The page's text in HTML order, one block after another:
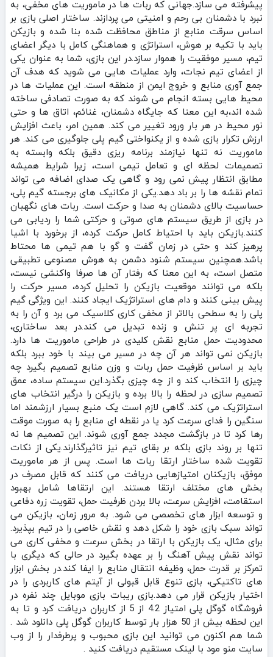
پیشرفته می‌ سازد.جهانی که ربات‌ ها در ماموریت‌ های مخفی، به
نبرد با دشمنان بی‌ رحم و امنیتی می‌ پردازند. ساختار اصلی بازی بر
اساس سرقت منابع از مناطق محافظت‌ شده بنا شده و بازیکن
باید با تکیه بر هوش، استراتژی و هماهنگی کامل با دیگر اعضای
تیم، مسیر موفقیت را هموار سازد.در این بازی، شما به عنوان یکی
از اعضای تیم نجات، وارد عملیات‌ هایی می‌ شوید که هدف آن
جمع‌ آوری منابع و خروج ایمن از منطقه است. این عملیات‌ ها در
محیط‌ هایی بسته انجام می‌ شوند که به صورت تصادفی ساخته
شده‌ اند،به این معنا که جایگاه دشمنان، غنائم، اتاق‌ ها و حتی
نور محیط در هر بار ورود تغییر می‌ کند. همین امر، باعث افزایش
ارزش تکرار بازی شده و از یکنواختی گیم پلی جلوگیری می‌ کند. هر
ماموریت نه تنها نیازمند برنامه‌ ریزی دقیق بلکه وابسته به
تصمیمات لحظه‌ ای و تعامل تیمی است، زیرا شرایط همیشه
مطابق انتظار پیش نمی‌ رود و گاهی یک صدای اضافه می‌ تواند
تمام نقشه‌ ها را بر باد دهد.یکی از مکانیک‌ های برجسته گیم‌ پلی،
حساسیت بالای دشمنان به صدا و حرکت است. ربات‌ های نگهبان
در بازی از طریق سیستم‌ های صوتی و حرکتی شما را ردیابی می‌
کنند.بازیکن باید با احتیاط کامل حرکت کرده، از برخورد با اشیا
پرهیز کند و حتی در زمان گفت و گو با هم‌ تیمی‌ ها محتاط
باشد.همچنین سیستم شنود دشمن به هوش مصنوعی تطبیقی
متصل است، به این معنا که رفتار آن‌ ها صرفا واکنشی نیست،
بلکه می‌ توانند موقعیت بازیکن را تحلیل کرده، مسیر حرکت را
پیش‌ بینی کنند و دام‌ های استراتژیک ایجاد کنند. این ویژگی گیم‌
پلی را به سطحی بالاتر از مخفی‌ کاری کلاسیک می‌ برد و آن را به
تجربه‌ ای پر تنش و زنده تبدیل می‌ کند.در بعد ساختاری،
محدودیت حمل منابع نقش کلیدی در طراحی ماموریت‌ ها دارد.
بازیکن نمی‌ تواند هر آن چه در مسیر می‌ بیند با خود ببرد بلکه
باید بر اساس ظرفیت حمل ربات و وزن منابع تصمیم بگیرد چه
چیزی را انتخاب کند و از چه چیزی بگذرد.این سیستم ساده، عمق
تصمیم‌ سازی در لحظه را بالا برده و بازیکن را درگیر انتخاب‌ های
استراتژیک می‌ کند. گاهی لازم است یک منبع بسیار ارزشمند اما
سنگین را فدای سرعت کرد یا در نقطه‌ ای منابع را به صورت موقت
رها کرد تا در بازگشت مجدد جمع‌ آوری شوند. این تصمیم‌ ها نه‌
تنها بر روند بازی بلکه بر بقای تیم نیز تاثیرگذارند.یکی از نکات
تقویت‌ شده ساختار ارتقا ربات‌ ها است. پس از هر ماموریت
موفق، بازیکنان امتیازهایی دریافت می‌ کنند که قابل مصرف در
بخش‌ های مختلف ارتقا هستند. این ارتقاها شامل بهبود
استقامت، افزایش سرعت، بالا بردن ظرفیت حمل، تقویت زره دفاعی
و توسعه ابزار های تخصصی می‌ شود. به‌ مرور زمان، بازیکن می‌
تواند سبک بازی خود را شکل دهد و نقش خاصی را در تیم بپذیرد.
برای مثال، یک بازیکن با ارتقا در بخش سرعت و مخفی‌ کاری می‌
تواند نقش پیش آهنگ را بر عهده بگیرد در حالی که دیگری با
تمرکز بر قدرت حمل، وظیفه انتقال منابع را ایفا کند.در بخش ابزار
های تاکتیکی، بازی تنوع قابل‌ قبولی از آیتم‌ های کاربردی را در
اختیار بازیکن قرار می‌ دهد.بازی ریبات بازی موبایل چند نفره در
فروشگاه گوگل پلی امتیاز 4.2 از 5 از کاربران دریافت کرد و تا به
این لحظه بیش از 50 هزار بار توسط کاربران گوگل پلی دانلود شد .
شما هم اکنون می توانید این بازی محبوب و پرطرفدار را از وب
سایت منو مود با لینک مستقیم دریافت کنید .